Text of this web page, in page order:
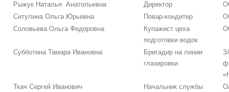
Рыжук Наталья Анатольевна
Директор
Ситулина Ольга Юрьевна
Повар-кондитер
Соловьева Ольга Федоровна
Купажист цеха
подготовки водок
Субботина Тамара Ивановна
Бригадир на линии
глазировки
Ткач Сергей Иванович
Начальник службы